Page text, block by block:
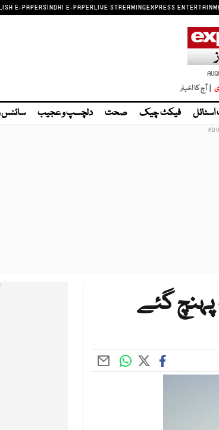
E-PAPERSINDHI E-PAPERLIVE STREAMINGEXPRESS
| آج کا اخبار
اسٹائل فیکٹ چیک صحت دلچسپ و عجیب سائنس